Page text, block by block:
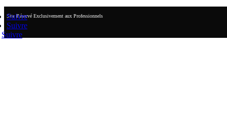
Site Réservé Exclusivement aux Professionnels
Suivre
Suivre
Suivre